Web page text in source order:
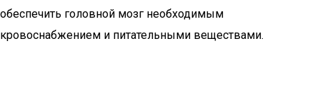
обеспечить головной мозг необходимым
кровоснабжением и питательными веществами.